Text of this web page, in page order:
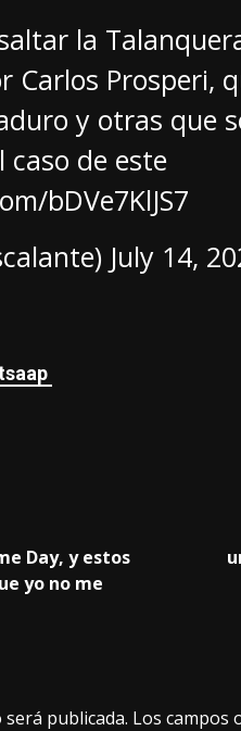
la
Carlos Prosperi,
y otras que
caso de este
bDVe7KlJS7
July 14,
Day, y estos
yo no me
publicada. Los campos